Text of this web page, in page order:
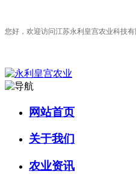
您好，欢迎访问江苏永利皇宫农业科技有
网站首页
关于我们
农业资讯